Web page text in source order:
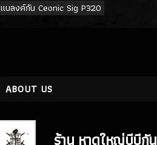
แบลงค์กัน Ceonic Sig P320
ABOUT US
ร้าน หาดใหญ่บีบีกัน